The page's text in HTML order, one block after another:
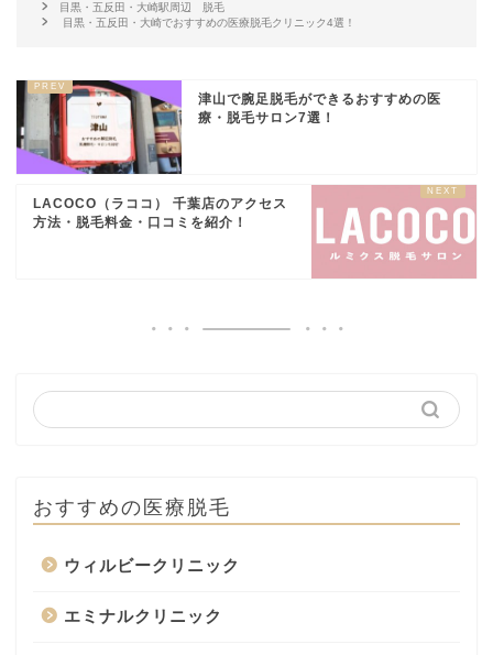
目黒・五反田・大崎駅周辺 脱毛
目黒・五反田・大崎でおすすめの医療脱毛クリニック4選！
津山で腕足脱毛ができるおすすめの医
療・脱毛サロン7選！
LACOCO（ラココ） 千葉店のアクセス
方法・脱毛料金・口コミを紹介！
おすすめの医療脱毛
ウィルビークリニック
エミナルクリニック